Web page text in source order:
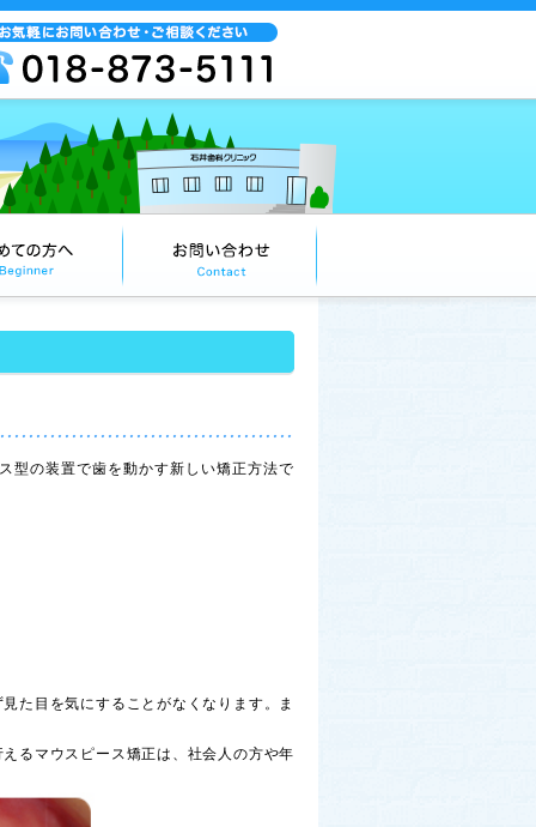
型の装置で歯を動かす新しい矯正方法で
た目を気にすることがなくなります。ま
るマウスピース矯正は、社会人の方や年